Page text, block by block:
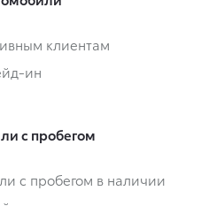
клиентам
ин
с пробегом
с пробегом в наличии